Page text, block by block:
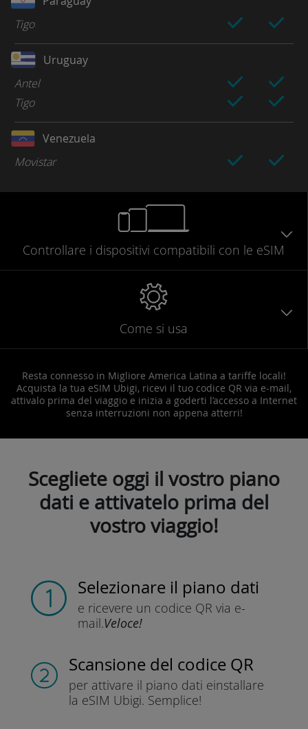
Tigo
Uruguay
Antel
Tigo
Venezuela
Movistar
Controllare i dispositivi compatibili con le eSIM
Come si usa
Resta connesso in Migliore America Latina a tariffe locali!
Acquista la tua eSIM Ubigi, ricevi il tuo codice QR via e-mail,
attivalo prima del viaggio e inizia a goderti l’accesso a Internet
senza interruzioni non appena atterri!
Scegliete oggi il vostro piano
dati e attivatelo prima del
vostro viaggio!
Selezionare il piano dati
e ricevere un codice QR via e-
mail.Veloce!
Scansione del codice QR
per attivare il piano dati einstallare
la eSIM Ubigi. Semplice!